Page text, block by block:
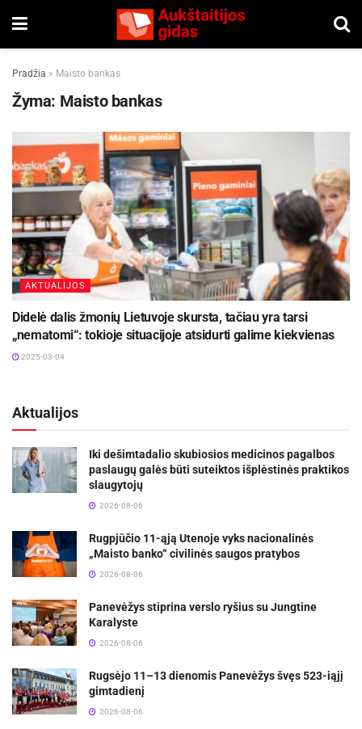
Pradžia » Maisto bankas
Žyma: Maisto bankas
AKTUALIJOS
Didelė dalis žmonių Lietuvoje skursta, tačiau yra tarsi
„nematomi“: tokioje situacijoje atsidurti galime kiekvienas
2025-03-04
Aktualijos
Iki dešimtadalio skubiosios medicinos pagalbos
paslaugų galės būti suteiktos išplėstinės praktikos
slaugytojų
2026-08-06
Rugpjūčio 11-ąją Utenoje vyks nacionalinės
„Maisto banko“ civilinės saugos pratybos
2026-08-06
Panevėžys stiprina verslo ryšius su Jungtine
Karalyste
2026-08-06
Rugsėjo 11–13 dienomis Panevėžys švęs 523-iąjį
gimtadienį
2026-08-06